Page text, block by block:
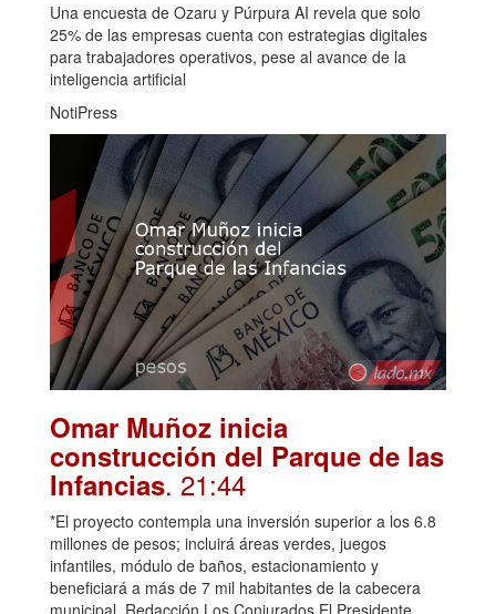
Una encuesta de Ozaru y Púrpura AI revela que solo
25% de las empresas cuenta con estrategias digitales
para trabajadores operativos, pese al avance de la
inteligencia artificial
NotiPress
Omar Muñoz inicia
construcción del Parque de las
Infancias. 21:44
*El proyecto contempla una inversión superior a los 6.8
millones de pesos; incluirá áreas verdes, juegos
infantiles, módulo de baños, estacionamiento y
beneficiará a más de 7 mil habitantes de la cabecera
municipal. Redacción Los Conjurados El Presidente